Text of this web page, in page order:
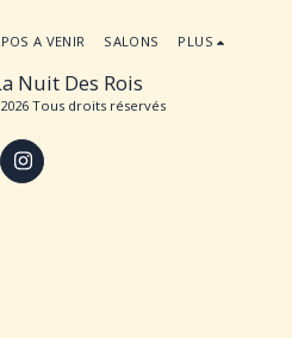
Nuit Des Rois
Tous droits réservés
A VENIR SALONS PLUS